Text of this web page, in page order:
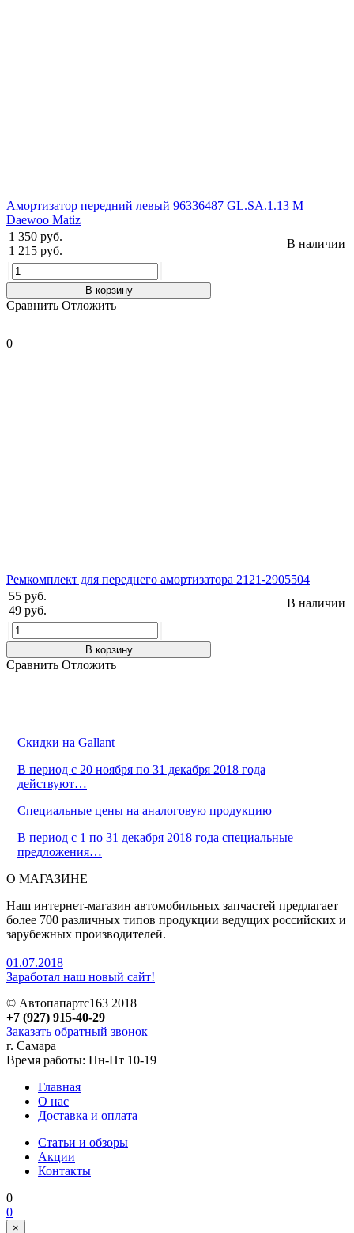
Амортизатор передний левый 96336487 GL.SA.1.13 M
Daewoo Matiz
1 350 руб.
1 215 руб.
В наличии
В корзину
Сравнить Отложить
0
Ремкомплект для переднего амортизатора 2121-2905504
55 руб.
49 руб.
В наличии
В корзину
Сравнить Отложить
Скидки на Gallant
В период с 20 ноября по 31 декабря 2018 года
действуют…
Cпециальные цены на аналоговую продукцию
В период с 1 по 31 декабря 2018 года специальные
предложения…
О МАГАЗИНЕ
Наш интернет-магазин автомобильных запчастей предлагает
более 700 различных типов продукции ведущих российских и
зарубежных производителей.
01.07.2018
Заработал наш новый сайт!
© Автопапартс163 2018
+7 (927) 915-40-29
Заказать обратный звонок
г. Самара
Время работы: Пн-Пт 10-19
Главная
О нас
Доставка и оплата
Статьи и обзоры
Акции
Контакты
0
0
×